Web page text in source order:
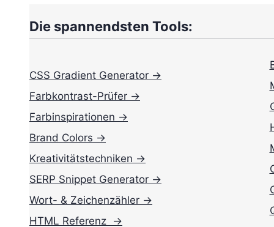
Die spannendsten Tools:
CSS Gradient Generator →
Farbkontrast-Prüfer →
Farbinspirationen →
Brand Colors →
Kreativitätstechniken →
SERP Snippet Generator →
Wort- & Zeichenzähler →
HTML Referenz →